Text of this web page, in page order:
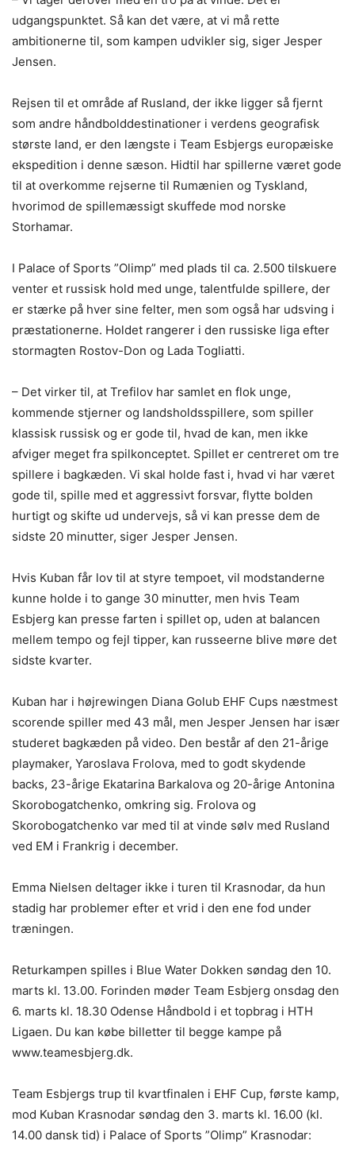
udgangspunktet. Så kan det være, at vi må rette
ambitionerne til, som kampen udvikler sig, siger Jesper
Jensen.
Rejsen til et område af Rusland, der ikke ligger så fjernt
som andre håndbolddestinationer i verdens geografisk
største land, er den længste i Team Esbjergs europæiske
ekspedition i denne sæson. Hidtil har spillerne været gode
til at overkomme rejserne til Rumænien og Tyskland,
hvorimod de spillemæssigt skuffede mod norske
Storhamar.
I Palace of Sports ”Olimp” med plads til ca. 2.500 tilskuere
venter et russisk hold med unge, talentfulde spillere, der
er stærke på hver sine felter, men som også har udsving i
præstationerne. Holdet rangerer i den russiske liga efter
stormagten Rostov-Don og Lada Togliatti.
– Det virker til, at Trefilov har samlet en flok unge,
kommende stjerner og landsholdsspillere, som spiller
klassisk russisk og er gode til, hvad de kan, men ikke
afviger meget fra spilkonceptet. Spillet er centreret om tre
spillere i bagkæden. Vi skal holde fast i, hvad vi har været
gode til, spille med et aggressivt forsvar, flytte bolden
hurtigt og skifte ud undervejs, så vi kan presse dem de
sidste 20 minutter, siger Jesper Jensen.
Hvis Kuban får lov til at styre tempoet, vil modstanderne
kunne holde i to gange 30 minutter, men hvis Team
Esbjerg kan presse farten i spillet op, uden at balancen
mellem tempo og fejl tipper, kan russeerne blive møre det
sidste kvarter.
Kuban har i højrewingen Diana Golub EHF Cups næstmest
scorende spiller med 43 mål, men Jesper Jensen har især
studeret bagkæden på video. Den består af den 21-årige
playmaker, Yaroslava Frolova, med to godt skydende
backs, 23-årige Ekatarina Barkalova og 20-årige Antonina
Skorobogatchenko, omkring sig. Frolova og
Skorobogatchenko var med til at vinde sølv med Rusland
ved EM i Frankrig i december.
Emma Nielsen deltager ikke i turen til Krasnodar, da hun
stadig har problemer efter et vrid i den ene fod under
træningen.
Returkampen spilles i Blue Water Dokken søndag den 10.
marts kl. 13.00. Forinden møder Team Esbjerg onsdag den
6. marts kl. 18.30 Odense Håndbold i et topbrag i HTH
Ligaen. Du kan købe billetter til begge kampe på
www.teamesbjerg.dk.
Team Esbjergs trup til kvartfinalen i EHF Cup, første kamp,
mod Kuban Krasnodar søndag den 3. marts kl. 16.00 (kl.
14.00 dansk tid) i Palace of Sports ”Olimp” Krasnodar: